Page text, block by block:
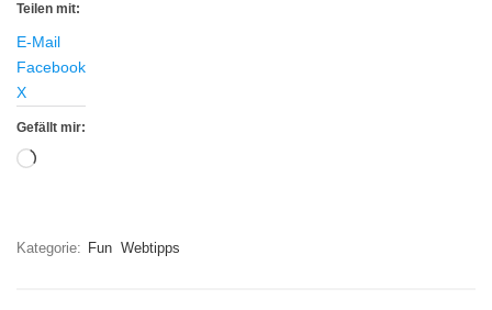
Teilen mit:
E-Mail
Facebook
X
Gefällt mir:
Wird
Kategorie: Fun Webtipps